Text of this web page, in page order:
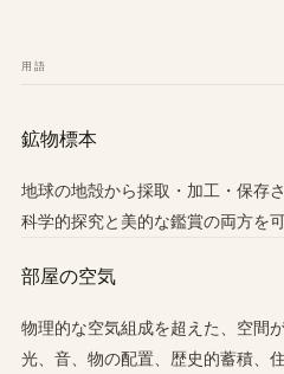
用語
鉱物標本
地球の地殻から採取・加工・保存
科学的探究と美的な鑑賞の両方を
部屋の空気
物理的な空気組成を超えた、空間
光、音、物の配置、歴史的蓄積、